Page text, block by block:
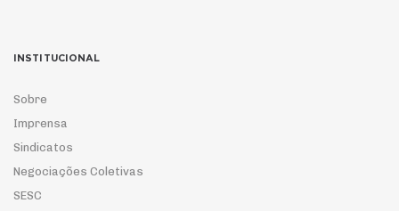
INSTITUCIONAL
Sobre
Imprensa
Sindicatos
Negociações Coletivas
SESC